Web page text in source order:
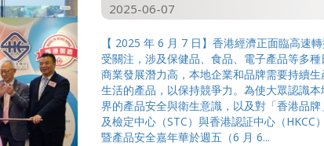
2025-06-07
【 2025 年 6 月 7 日】香港經濟正面臨高速
受關注，涉及保健品、食品、電子產品等多種
商業發展潛力高，本地企業和品牌需要持續
生活的產品，以保持競爭力。為使大眾認識
界的產品安全與衛生意識，以及對「香港品
及檢定中心（STC）與香港認証中心（HKCC
暨產品安全嘉年華於週五（6 月 6...